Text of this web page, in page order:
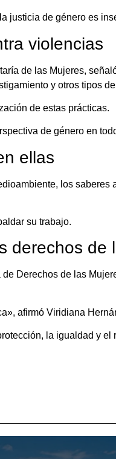
justicia de género es
violencias
de las Mujeres,
y otros tipos
de estas prácticas.
de género en
ellas
los
su trabajo.
derechos de
Derechos de las
afirmó Viridiana
la igualdad y